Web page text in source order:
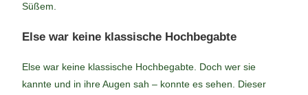
Süßem.
Else war keine klassische Hochbegabte
Else war keine klassische Hochbegabte. Doch wer sie
kannte und in ihre Augen sah – konnte es sehen. Dieser